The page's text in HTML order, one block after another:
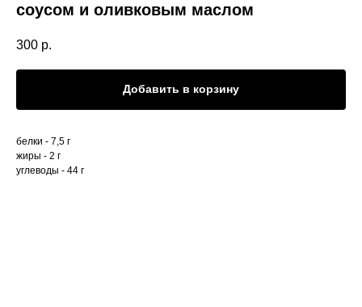
соусом и оливковым маслом
300 р.
Добавить в корзину
белки - 7,5 г
жиры - 2 г
углеводы - 44 г